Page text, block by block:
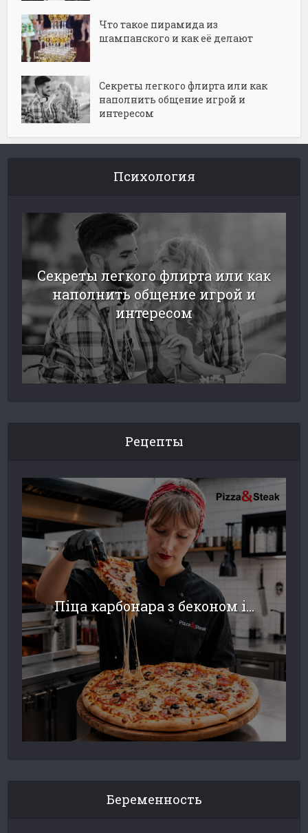
Что такое пирамида из
шампанского и как её делают
Секреты легкого флирта или как
наполнить общение игрой и
интересом
Психология
Секреты легкого флирта или как
наполнить общение игрой и
интересом
Рецепты
Піца карбонара з беконом і...
Беременность